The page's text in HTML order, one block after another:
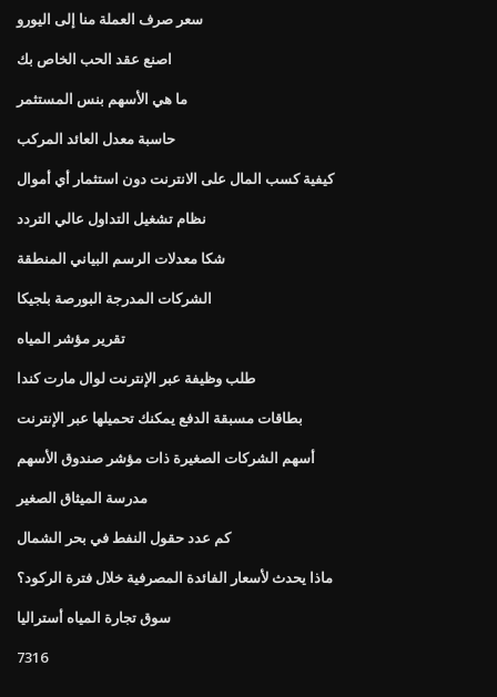
سعر صرف العملة منا إلى اليورو
اصنع عقد الحب الخاص بك
ما هي الأسهم بنس المستثمر
حاسبة معدل العائد المركب
كيفية كسب المال على الانترنت دون استثمار أي أموال
نظام تشغيل التداول عالي التردد
شكا معدلات الرسم البياني المنطقة
الشركات المدرجة البورصة بلجيكا
تقرير مؤشر المياه
طلب وظيفة عبر الإنترنت لوال مارت كندا
بطاقات مسبقة الدفع يمكنك تحميلها عبر الإنترنت
أسهم الشركات الصغيرة ذات مؤشر صندوق الأسهم
مدرسة الميثاق الصغير
كم عدد حقول النفط في بحر الشمال
ماذا يحدث لأسعار الفائدة المصرفية خلال فترة الركود؟
سوق تجارة المياه أستراليا
7316